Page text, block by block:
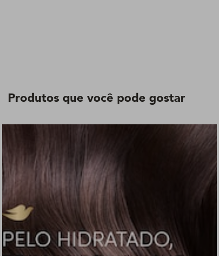
Produtos que você pode gostar